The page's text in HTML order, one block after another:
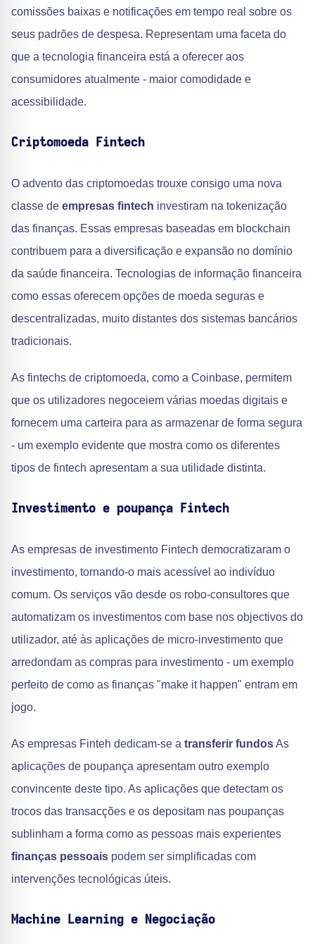
comissões baixas e notificações em tempo real sobre os
seus padrões de despesa. Representam uma faceta do
que a tecnologia financeira está a oferecer aos
consumidores atualmente - maior comodidade e
acessibilidade.
Criptomoeda Fintech
O advento das criptomoedas trouxe consigo uma nova
classe de empresas fintech investiram na tokenização
das finanças. Essas empresas baseadas em blockchain
contribuem para a diversificação e expansão no domínio
da saúde financeira. Tecnologias de informação financeira
como essas oferecem opções de moeda seguras e
descentralizadas, muito distantes dos sistemas bancários
tradicionais.
As fintechs de criptomoeda, como a Coinbase, permitem
que os utilizadores negoceiem várias moedas digitais e
fornecem uma carteira para as armazenar de forma segura
- um exemplo evidente que mostra como os diferentes
tipos de fintech apresentam a sua utilidade distinta.
Investimento e poupança Fintech
As empresas de investimento Fintech democratizaram o
investimento, tornando-o mais acessível ao indivíduo
comum. Os serviços vão desde os robo-consultores que
automatizam os investimentos com base nos objectivos do
utilizador, até às aplicações de micro-investimento que
arredondam as compras para investimento - um exemplo
perfeito de como as finanças "make it happen" entram em
jogo.
As empresas Finteh dedicam-se a transferir fundosAs
aplicações de poupança apresentam outro exemplo
convincente deste tipo. As aplicações que detectam os
trocos das transacções e os depositam nas poupanças
sublinham a forma como as pessoas mais experientes
finanças pessoais podem ser simplificadas com
intervenções tecnológicas úteis.
Machine Learning e Negociação